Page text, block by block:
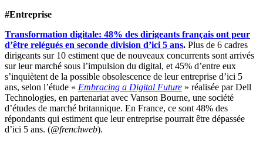
#Entreprise
Transformation digitale: 48% des dirigeants français ont peur
d’être relégués en seconde division d’ici 5 ans. Plus de 6 cadres
dirigeants sur 10 estiment que de nouveaux concurrents sont arrivés
sur leur marché sous l’impulsion du digital, et 45% d’entre eux
s’inquiètent de la possible obsolescence de leur entreprise d’ici 5
ans, selon l’étude « Embracing a Digital Future » réalisée par Dell
Technologies, en partenariat avec Vanson Bourne, une société
d’études de marché britannique. En France, ce sont 48% des
répondants qui estiment que leur entreprise pourrait être dépassée
d’ici 5 ans. (@frenchweb).